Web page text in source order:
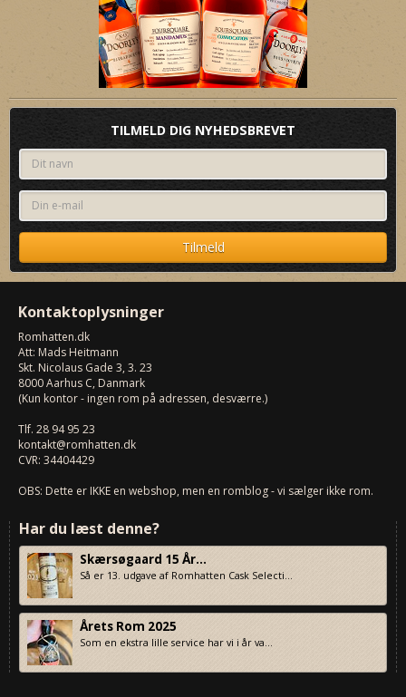
TILMELD DIG NYHEDSBREVET
Kontaktoplysninger
Romhatten.dk
Att: Mads Heitmann
Skt. Nicolaus Gade 3, 3. 23
8000Aarhus C, Danmark
(Kun kontor - ingen rom på adressen, desværre.)
Tlf. 28 94 95 23
kontakt@romhatten.dk
CVR: 34404429
OBS: Dette er IKKE en webshop, men en romblog - vi sælger ikke rom.
Har du læst denne?
Skærsøgaard 15 År...
Så er 13. udgave af Romhatten Cask Selecti...
Årets Rom 2025
Som en ekstra lille service har vi i år va...